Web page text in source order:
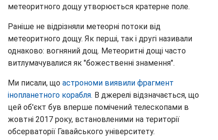
метеоритного дощу утворюється кратерне поле.
Раніше не відрізняли метеорні потоки від
метеоритного дощу. Як перші, так і другі називали
однаково: вогняний дощ. Метеоритні дощі часто
витлумачувалися як "божественні знамення".
Ми писали, що астрономи виявили фрагмент
інопланетного корабля. В джерелі відзначається, що
цей об'єкт був вперше помічений телескопами в
жовтні 2017 року, встановленими на території
обсерваторії Гавайського університету.